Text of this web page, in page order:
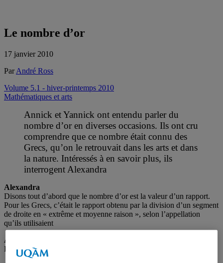
Le nombre d’or
17 janvier 2010
ParAndré Ross
Volume 5.1 - hiver-printemps 2010
Mathématiques et arts
Annick et Yannick ont entendu parler du
nombre d’or en diverses occasions. Ils ont cru
comprendre que ce nombre était connu des
Grecs, qu’on le retrouvait dans les arts et dans
la nature. Intéressés à en savoir plus, ils
interrogent Alexandra
Alexandra
Disons tout d’abord que le nombre d’or est la valeur d’un rapport.
Pour les Grecs, c’était le rapport obtenu par la division d’un segment
de droite en « extrême et moyenne raison », selon l’appellation
qu’ils utilisaient
Annick
Et ça veut dire?